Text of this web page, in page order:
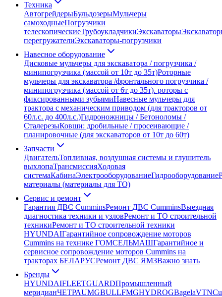
Техника
АвтогрейдерыБульдозерыМульчеры
самоходныеПогрузчики
телескопическиеТрубоукладчикиЭкскаваторы
перегружателиЭкскаваторы-погрузчики
Навесное оборудование
Дисковые мульчеры для экскаватора / погрузчика /
минипогрузчика (массой от 10т до 35т)Роторные
мульчеры для экскаватора /фронтального погрузчика /
минипогрузчика (массой от 6т до 35т). роторы с
фиксированными зубьямиНавесные мульчеры для
трактора с механическим приводом (для тракторов от
60л.с. до 400л.с.)Гидроножницы / Бетоноломы /
СталерезыКовши: дробильные / просеивающие /
планировочные (для экскаваторов от 10т до 60т)
Запчасти
ДвигательТопливная, воздушная системы и глушитель
выхлопаТрансмиссияХодовая
системаКабинаЭлектрооборудованиеГидрооборудование
материалы (материалы для ТО)
Сервис и ремонт
Гарантия ДВС CumminsРемонт ДВС CumminsВыездная
диагностика техники и узловРемонт и ТО строительной
техникиРемонт и ТО строительной техники
HYUNDAIГарантийное сопровождение моторов
Cummins на технике ГОМСЕЛЬМАШГарантийное и
сервисное сопровождение моторов Cummins на
тракторах БЕЛАРУСРемонт ДВС ЯМЗВажно знать
Бренды
HYUNDAIFLEETGUARDПромышленный
меридианЧЕТРАUMGBULLFMGHYDROGBagelaVTN